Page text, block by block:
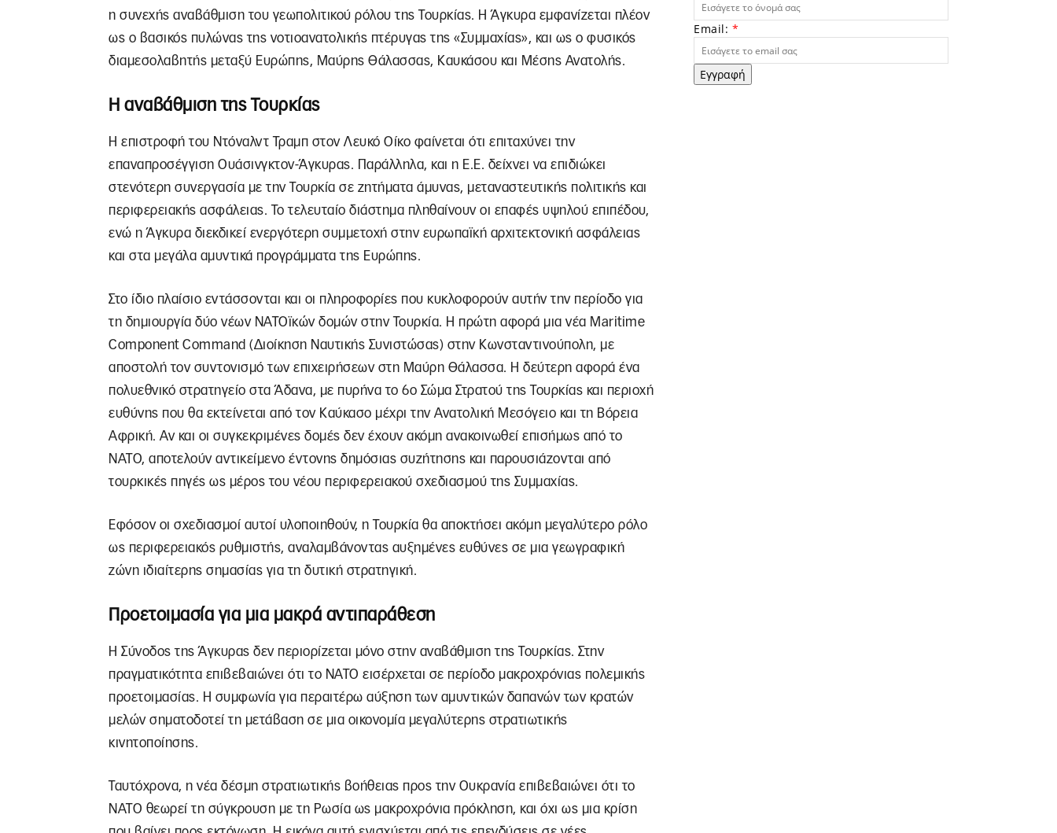
η συνεχής αναβάθμιση του γεωπολιτικού ρόλου της Τουρκίας. Η Άγκυρα εμφανίζεται πλέον
ως ο βασικός πυλώνας της νοτιοανατολικής πτέρυγας της «Συμμαχίας», και ως ο φυσικός
διαμεσολαβητής μεταξύ Ευρώπης, Μαύρης Θάλασσας, Καυκάσου και Μέσης Ανατολής.
Η αναβάθμιση της Τουρκίας
Η επιστροφή του Ντόναλντ Τραμπ στον Λευκό Οίκο φαίνεται ότι επιταχύνει την
επαναπροσέγγιση Ουάσινγκτον-Άγκυρας. Παράλληλα, και η Ε.Ε. δείχνει να επιδιώκει
στενότερη συνεργασία με την Τουρκία σε ζητήματα άμυνας, μεταναστευτικής πολιτικής και
περιφερειακής ασφάλειας. Το τελευταίο διάστημα πληθαίνουν οι επαφές υψηλού επιπέδου,
ενώ η Άγκυρα διεκδικεί ενεργότερη συμμετοχή στην ευρωπαϊκή αρχιτεκτονική ασφάλειας
και στα μεγάλα αμυντικά προγράμματα της Ευρώπης.
Στο ίδιο πλαίσιο εντάσσονται και οι πληροφορίες που κυκλοφορούν αυτήν την περίοδο για
τη δημιουργία δύο νέων ΝΑΤΟϊκών δομών στην Τουρκία. Η πρώτη αφορά μια νέα Maritime
Component Command (Διοίκηση Ναυτικής Συνιστώσας) στην Κωνσταντινούπολη, με
αποστολή τον συντονισμό των επιχειρήσεων στη Μαύρη Θάλασσα. Η δεύτερη αφορά ένα
πολυεθνικό στρατηγείο στα Άδανα, με πυρήνα το 6ο Σώμα Στρατού της Τουρκίας και περιοχή
ευθύνης που θα εκτείνεται από τον Καύκασο μέχρι την Ανατολική Μεσόγειο και τη Βόρεια
Αφρική. Αν και οι συγκεκριμένες δομές δεν έχουν ακόμη ανακοινωθεί επισήμως από το
ΝΑΤΟ, αποτελούν αντικείμενο έντονης δημόσιας συζήτησης και παρουσιάζονται από
τουρκικές πηγές ως μέρος του νέου περιφερειακού σχεδιασμού της Συμμαχίας.
Εφόσον οι σχεδιασμοί αυτοί υλοποιηθούν, η Τουρκία θα αποκτήσει ακόμη μεγαλύτερο ρόλο
ως περιφερειακός ρυθμιστής, αναλαμβάνοντας αυξημένες ευθύνες σε μια γεωγραφική
ζώνη ιδιαίτερης σημασίας για τη δυτική στρατηγική.
Προετοιμασία για μια μακρά αντιπαράθεση
Η Σύνοδος της Άγκυρας δεν περιορίζεται μόνο στην αναβάθμιση της Τουρκίας. Στην
πραγματικότητα επιβεβαιώνει ότι το ΝΑΤΟ εισέρχεται σε περίοδο μακροχρόνιας πολεμικής
προετοιμασίας. Η συμφωνία για περαιτέρω αύξηση των αμυντικών δαπανών των κρατών
μελών σηματοδοτεί τη μετάβαση σε μια οικονομία μεγαλύτερης στρατιωτικής
κινητοποίησης.
Ταυτόχρονα, η νέα δέσμη στρατιωτικής βοήθειας προς την Ουκρανία επιβεβαιώνει ότι το
ΝΑΤΟ θεωρεί τη σύγκρουση με τη Ρωσία ως μακροχρόνια πρόκληση, και όχι ως μια κρίση
Email: *
Εγγραφή